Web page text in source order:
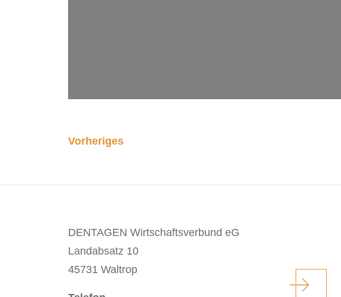
Vorheriges
DENTAGEN Wirtschaftsverbund eG
Landabsatz 10
45731 Waltrop